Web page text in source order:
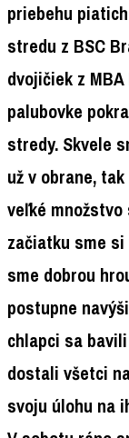
priebehu
stredu z BSC
dvojičiek z
palubovke
stredy. Skvele
už v obrane,
veľké
začiatku sme
sme dobrou
postupne
chlapci sa
dostali všetci
svoju úlohu na